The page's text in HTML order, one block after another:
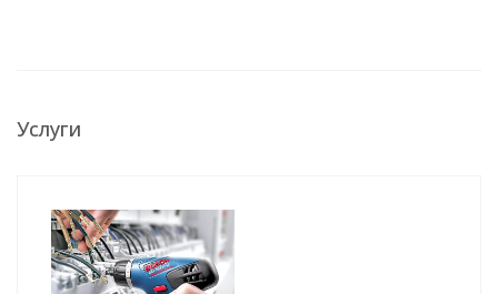
Услуги